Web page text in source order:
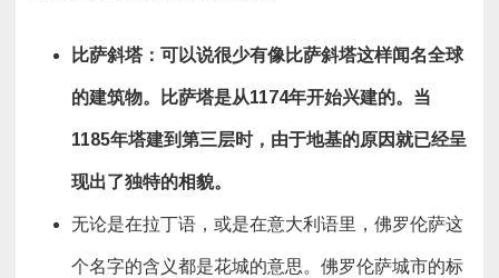
比萨斜塔：可以说很少有像比萨斜塔这样闻名全球
的建筑物。比萨塔是从1174年开始兴建的。当
1185年塔建到第三层时，由于地基的原因就已经呈
现出了独特的相貌。
无论是在拉丁语，或是在意大利语里，佛罗伦萨这
个名字的含义都是花城的意思。佛罗伦萨城市的标